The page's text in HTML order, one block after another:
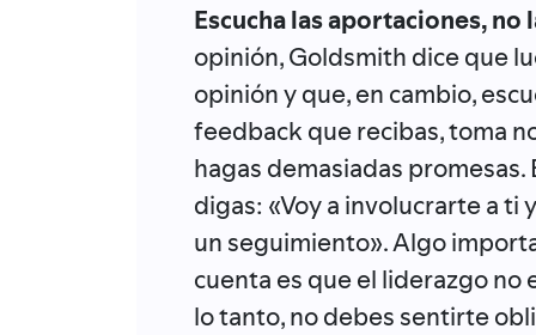
Escucha las aportaciones, no
opinión, Goldsmith dice que
opinión y que, en cambio,
feedback que recibas, toma
hagas demasiadas
digas: «Voy a involucrarte a ti
un seguimiento». Algo
cuenta es que el liderazgo no
lo tanto, no debes sentirte